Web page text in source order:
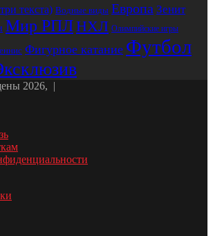
текста) Водные виды Европа Зенит
Мир РПЛНХЛ Олимпийские игры
Фигурное катание Футбол
2026, |